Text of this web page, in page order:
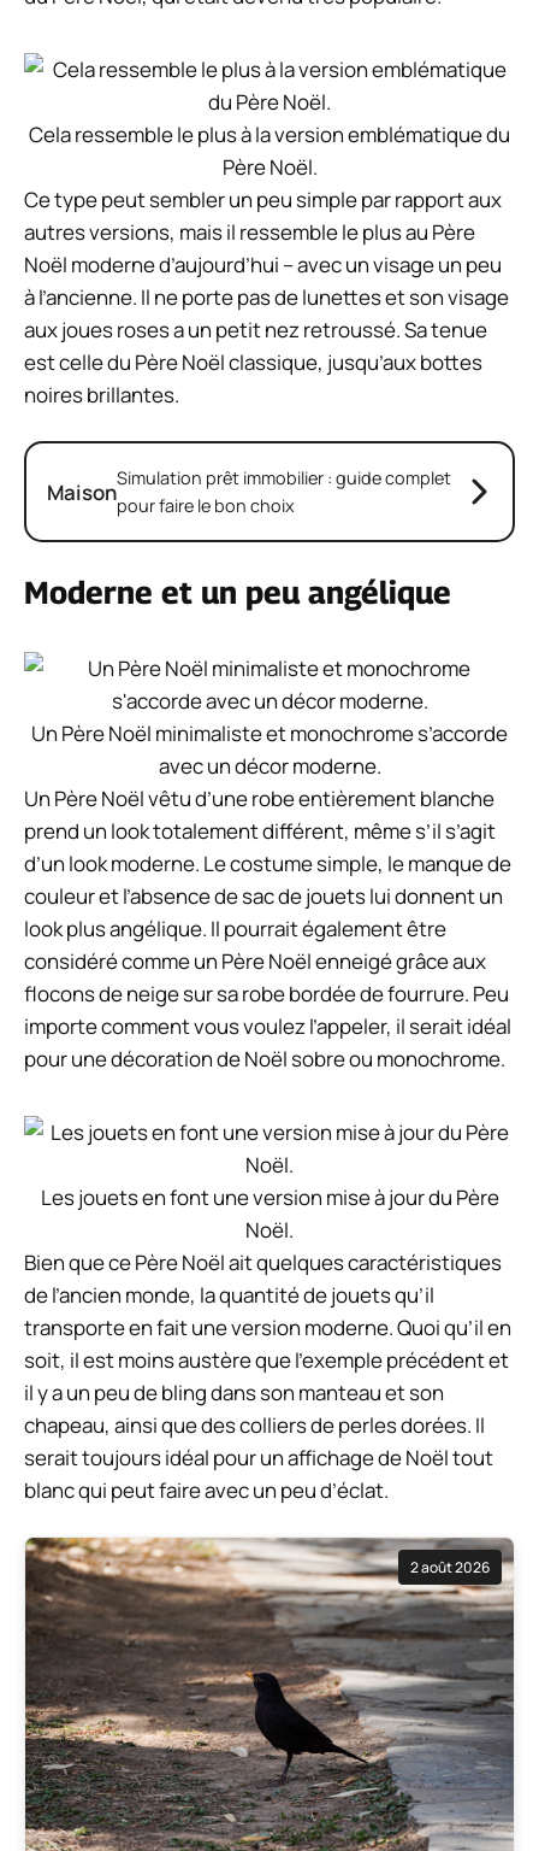
Cela ressemble le plus à la version emblématique du
Père Noël.
Ce type peut sembler un peu simple par rapport aux
autres versions, mais il ressemble le plus au Père
Noël moderne d’aujourd’hui – avec un visage un peu
à l’ancienne. Il ne porte pas de lunettes et son visage
aux joues roses a un petit nez retroussé. Sa tenue
est celle du Père Noël classique, jusqu’aux bottes
noires brillantes.
MaisonSimulation prêt immobilier : guide complet
pour faire le bon choix
Moderne et un peu angélique
Un Père Noël minimaliste et monochrome s’accorde
avec un décor moderne.
Un Père Noël vêtu d’une robe entièrement blanche
prend un look totalement différent, même s’il s’agit
d’un look moderne. Le costume simple, le manque de
couleur et l’absence de sac de jouets lui donnent un
look plus angélique. Il pourrait également être
considéré comme un Père Noël enneigé grâce aux
flocons de neige sur sa robe bordée de fourrure. Peu
importe comment vous voulez l’appeler, il serait idéal
pour une décoration de Noël sobre ou monochrome.
Les jouets en font une version mise à jour du Père
Noël.
Bien que ce Père Noël ait quelques caractéristiques
de l’ancien monde, la quantité de jouets qu’il
transporte en fait une version moderne. Quoi qu’il en
soit, il est moins austère que l’exemple précédent et
il y a un peu de bling dans son manteau et son
chapeau, ainsi que des colliers de perles dorées. Il
serait toujours idéal pour un affichage de Noël tout
blanc qui peut faire avec un peu d’éclat.
2 août 2026